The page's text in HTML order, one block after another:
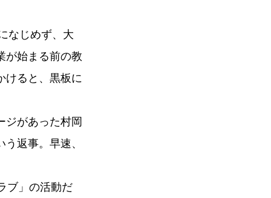
なじめず、大
が始まる前の教
けると、黒板に
ジがあった村岡
返事。早速、
ブ」の活動だ